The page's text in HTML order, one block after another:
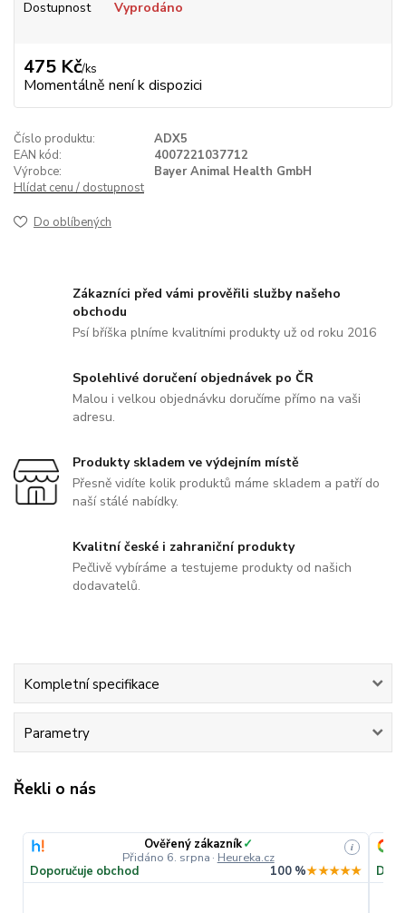
Dostupnost Vyprodáno
475 Kč/ks
Momentálně není k dispozici
Číslo produktu:
ADX5
EAN kód:
4007221037712
Výrobce:
Bayer Animal Health GmbH
Hlídat cenu / dostupnost
Do oblíbených
Zákazníci před vámi prověřili služby našeho
obchodu
Psí bříška plníme kvalitními produkty už od roku 2016
Spolehlivé doručení objednávek po ČR
Malou i velkou objednávku doručíme přímo na vaši
adresu.
Produkty skladem ve výdejním místě
Přesně vidíte kolik produktů máme skladem a patří do
naší stálé nabídky.
Kvalitní české i zahraniční produkty
Pečlivě vybíráme a testujeme produkty od našich
dodavatelů.
Kompletní specifikace
Parametry
Řekli o nás
Ověřený zákazník✓
Přidáno 6. srpna · Heureka.cz
i
Doporučuje obchod 100 %★★★★★